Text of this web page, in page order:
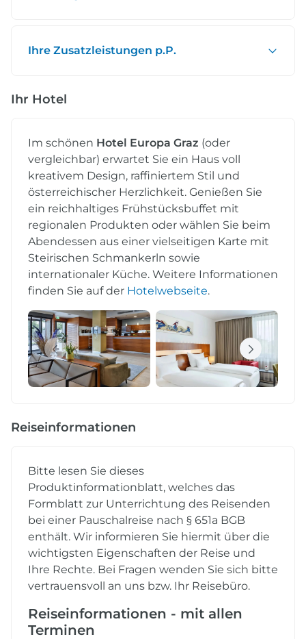
Ihre Zusatzleistungen p.P.
Ihr Hotel
Im schönen Hotel Europa Graz (oder
vergleichbar) erwartet Sie ein Haus voll
kreativem Design, raffiniertem Stil und
österreichischer Herzlichkeit. Genießen Sie
ein reichhaltiges Frühstücksbuffet mit
regionalen Produkten oder wählen Sie beim
Abendessen aus einer vielseitigen Karte mit
Steirischen Schmankerln sowie
internationaler Küche. Weitere Informationen
finden Sie auf der Hotelwebseite.
Reiseinformationen
Bitte lesen Sie dieses
Produktinformationblatt, welches das
Formblatt zur Unterrichtung des Reisenden
bei einer Pauschalreise nach § 651a BGB
enthält. Wir informieren Sie hiermit über die
wichtigsten Eigenschaften der Reise und
Ihre Rechte. Bei Fragen wenden Sie sich bitte
vertrauensvoll an uns bzw. Ihr Reisebüro.
Reiseinformationen - mit allen
Terminen